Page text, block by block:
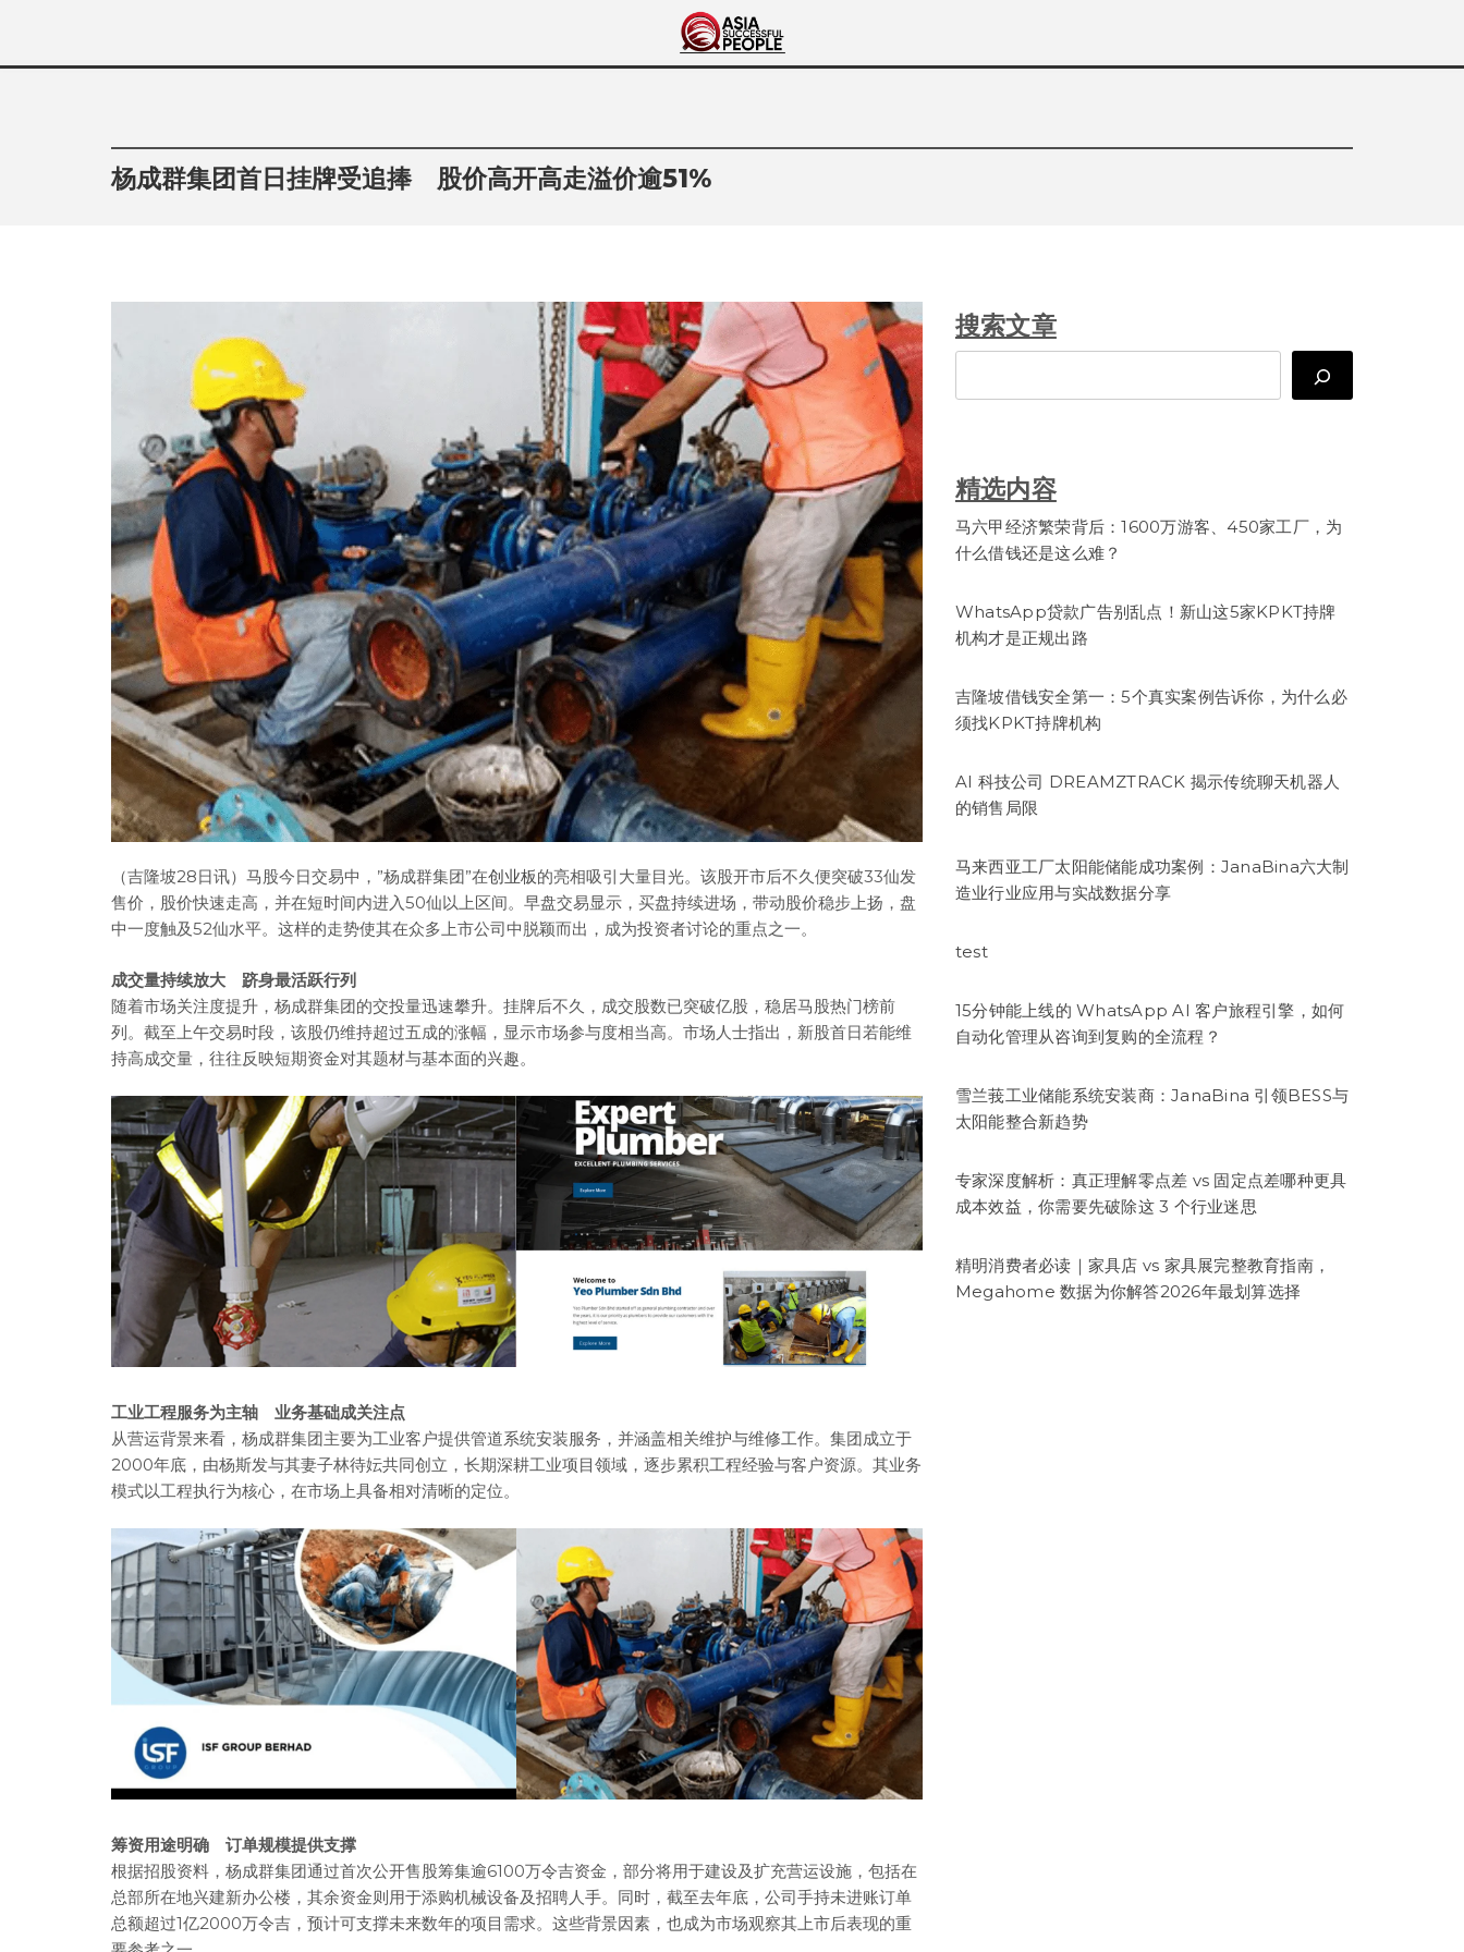
content
Asia Successful
亚洲成功人士的传奇故事
杨成群集团首日挂牌受追捧 股价高开高走溢价逾51%
（吉隆坡28日讯）马股今日交易中，”杨成群集团”在创业板的亮相吸引大量目光。该股开市后不久便突破33仙发
售价，股价快速走高，并在短时间内进入50仙以上区间。早盘交易显示，买盘持续进场，带动股价稳步上扬，盘
中一度触及52仙水平。这样的走势使其在众多上市公司中脱颖而出，成为投资者讨论的重点之一。
成交量持续放大 跻身最活跃行列
随着市场关注度提升，杨成群集团的交投量迅速攀升。挂牌后不久，成交股数已突破亿股，稳居马股热门榜前
列。截至上午交易时段，该股仍维持超过五成的涨幅，显示市场参与度相当高。市场人士指出，新股首日若能维
持高成交量，往往反映短期资金对其题材与基本面的兴趣。
工业工程服务为主轴 业务基础成关注点
从营运背景来看，杨成群集团主要为工业客户提供管道系统安装服务，并涵盖相关维护与维修工作。集团成立于
2000年底，由杨斯发与其妻子林待妘共同创立，长期深耕工业项目领域，逐步累积工程经验与客户资源。其业务
模式以工程执行为核心，在市场上具备相对清晰的定位。
筹资用途明确 订单规模提供支撑
根据招股资料，杨成群集团通过首次公开售股筹集逾6100万令吉资金，部分将用于建设及扩充营运设施，包括在
总部所在地兴建新办公楼，其余资金则用于添购机械设备及招聘人手。同时，截至去年底，公司手持未进账订单
总额超过1亿2000万令吉，预计可支撑未来数年的项目需求。这些背景因素，也成为市场观察其上市后表现的重
搜索文章
精选内容
马六甲经济繁荣背后：1600万游客、450家工厂，为
什么借钱还是这么难？
WhatsApp贷款广告别乱点！新山这5家KPKT持牌
机构才是正规出路
吉隆坡借钱安全第一：5个真实案例告诉你，为什么必
须找KPKT持牌机构
AI 科技公司 DREAMZTRACK 揭示传统聊天机器人
的销售局限
马来西亚工厂太阳能储能成功案例：JanaBina六大制
造业行业应用与实战数据分享
test
15分钟能上线的 WhatsApp AI 客户旅程引擎，如何
自动化管理从咨询到复购的全流程？
雪兰莪工业储能系统安装商：JanaBina 引领BESS与
太阳能整合新趋势
专家深度解析：真正理解零点差 vs 固定点差哪种更具
成本效益，你需要先破除这 3 个行业迷思
精明消费者必读｜家具店 vs 家具展完整教育指南，
Megahome 数据为你解答2026年最划算选择